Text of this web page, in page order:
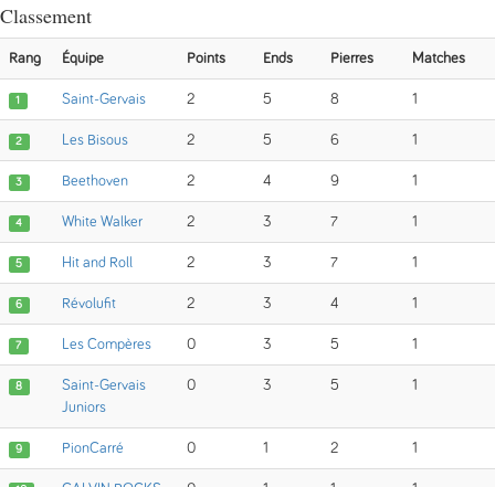
Classement
Rang Équipe Points Ends Pierres Matches
1 Saint-Gervais 2 5 8 1
2 Les Bisous 2 5 6 1
3 Beethoven 2 4 9 1
4 White Walker 2 3 7 1
5 Hit and Roll 2 3 7 1
6 Révolufit 2 3 4 1
7 Les Compères 0 3 5 1
8
Saint-Gervais
Juniors
0 3 5 1
9 PionCarré 0 1 2 1